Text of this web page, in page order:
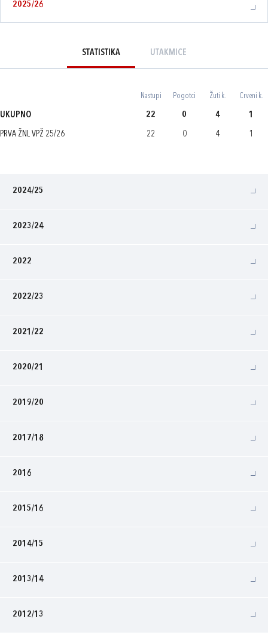
2025/26
STATISTIKA UTAKMICE
Nastupi Pogotci Žuti k. Crveni k.
UKUPNO 22 0 4 1
PRVA ŽNL VPŽ 25/26 22 0 4 1
2024/25
2023/24
2022
2022/23
2021/22
2020/21
2019/20
2017/18
2016
2015/16
2014/15
2013/14
2012/13